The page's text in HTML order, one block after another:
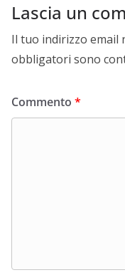
Lascia un
Il tuo indirizzo email
obbligatori sono
Commento *